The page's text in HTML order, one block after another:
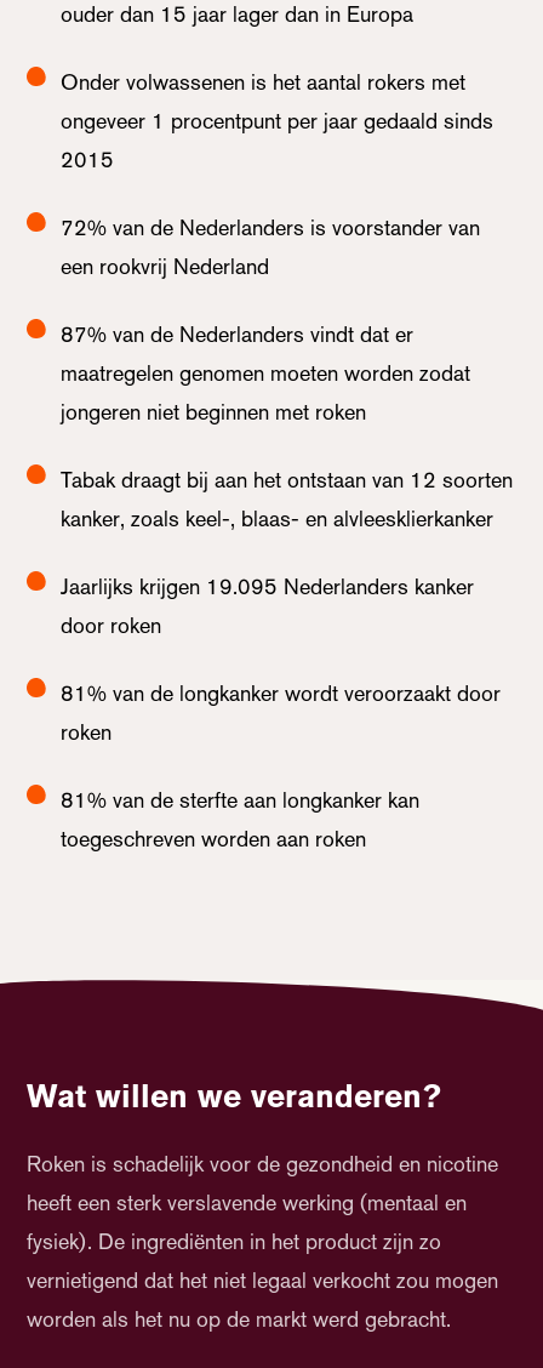
ouder dan 15 jaar lager dan in Europa
Onder volwassenen is het aantal rokers met
ongeveer 1 procentpunt per jaar gedaald sinds
2015
72% van de Nederlanders is voorstander van
een rookvrij Nederland
87% van de Nederlanders vindt dat er
maatregelen genomen moeten worden zodat
jongeren niet beginnen met roken
Tabak draagt bij aan het ontstaan van 12 soorten
kanker, zoals keel-, blaas- en alvleesklierkanker
Jaarlijks krijgen 19.095 Nederlanders kanker
door roken
81% van de longkanker wordt veroorzaakt door
roken
81% van de sterfte aan longkanker kan
toegeschreven worden aan roken
Wat willen we veranderen?
Roken is schadelijk voor de gezondheid en nicotine
heeft een sterk verslavende werking (mentaal en
fysiek). De ingrediënten in het product zijn zo
vernietigend dat het niet legaal verkocht zou mogen
worden als het nu op de markt werd gebracht.